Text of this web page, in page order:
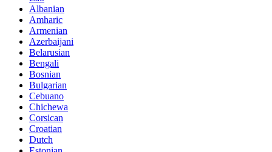
Albanian
Amharic
Armenian
Azerbaijani
Belarusian
Bengali
Bosnian
Bulgarian
Cebuano
Chichewa
Corsican
Croatian
Dutch